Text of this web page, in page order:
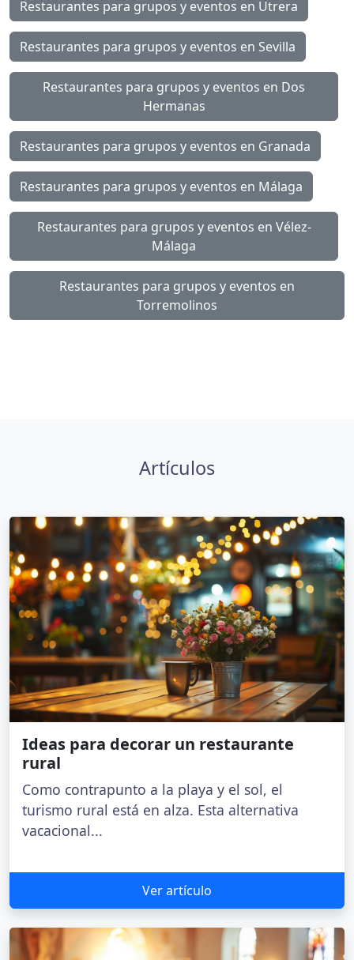
Restaurantes para grupos y eventos en Utrera
Restaurantes para grupos y eventos en Sevilla
Restaurantes para grupos y eventos en Dos
Hermanas
Restaurantes para grupos y eventos en Granada
Restaurantes para grupos y eventos en Málaga
Restaurantes para grupos y eventos en Vélez-
Málaga
Restaurantes para grupos y eventos en
Torremolinos
Artículos
Ideas para decorar un restaurante
rural
Como contrapunto a la playa y el sol, el
turismo rural está en alza. Esta alternativa
vacacional...
Ver artículo